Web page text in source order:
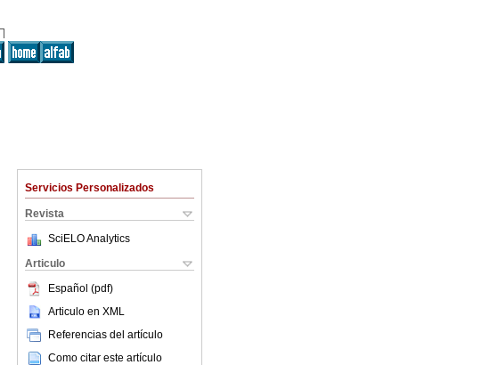
Servicios Personalizados
Revista
SciELO Analytics
Articulo
Español (pdf)
Articulo en XML
Referencias del artículo
Como citar este artículo